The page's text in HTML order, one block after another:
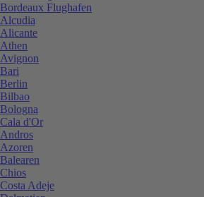
Bordeaux Flughafen
Alcudia
Alicante
Athen
Avignon
Bari
Berlin
Bilbao
Bologna
Cala d'Or
Andros
Azoren
Balearen
Chios
Costa Adeje